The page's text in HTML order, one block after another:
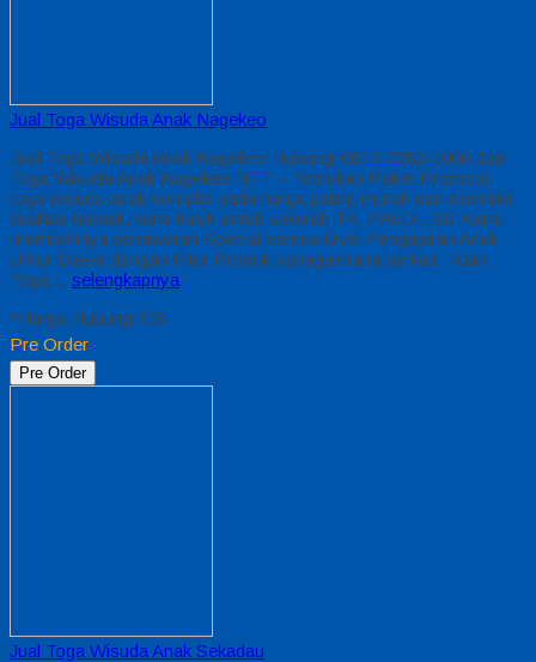
Jual Toga Wisuda Anak Nagekeo
Jual Toga Wisuda Anak Nagekeo Hubungi 0812-2282-1060 Jual
Toga Wisuda Anak Nagekeo NTT – Temukan Paket Promosi
toga wisuda anak komplet pada harga paling murah dan memiliki
kualitas terbaik, kami kasih untuk sekolah TK, PAUD , SD Kami
memberinya penawaran Special semua level Pengajaran Anak
Umur Dasar dengan Fitur Produk sebagaimana berikut : Kain
Toga… selengkapnya
*Harga Hubungi CS
Pre Order
Pre Order
Jual Toga Wisuda Anak Sekadau